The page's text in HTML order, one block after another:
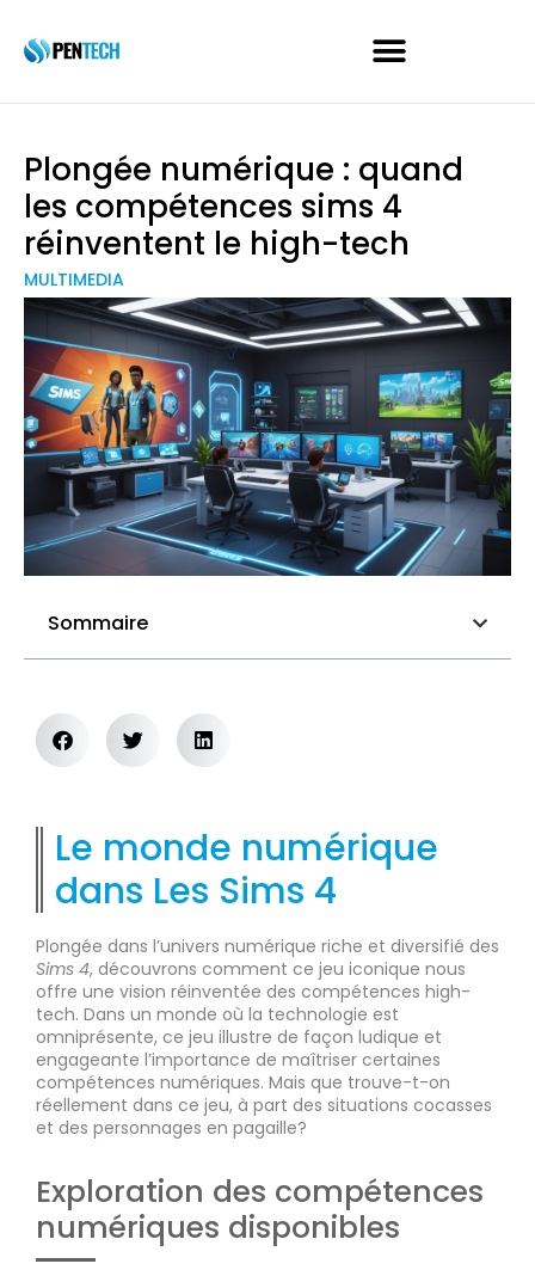
Plongée numérique : quand
les compétences sims 4
réinventent le high-tech
MULTIMEDIA
Sommaire
Le monde numérique
dans Les Sims 4
Plongée dans l’univers numérique riche et diversifié des
Sims 4, découvrons comment ce jeu iconique nous
offre une vision réinventée des compétences high-
tech. Dans un monde où la technologie est
omniprésente, ce jeu illustre de façon ludique et
engageante l’importance de maîtriser certaines
compétences numériques. Mais que trouve-t-on
réellement dans ce jeu, à part des situations cocasses
et des personnages en pagaille?
Exploration des compétences
numériques disponibles